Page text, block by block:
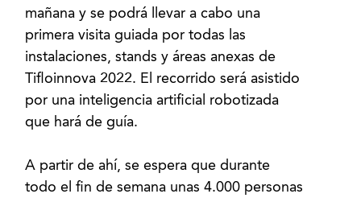
mañana y se podrá llevar a cabo una
primera visita guiada por todas las
instalaciones, stands y áreas anexas de
Tifloinnova 2022. El recorrido será asistido
por una inteligencia artificial robotizada
que hará de guía.
A partir de ahí, se espera que durante
todo el fin de semana unas 4.000 personas